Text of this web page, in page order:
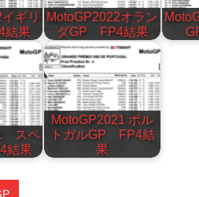
ギリ
結果
MotoGP2022オラン
ダGP FP4結果
スペ
結果
MotoGP2021 ポル
トガルGP FP4結
果